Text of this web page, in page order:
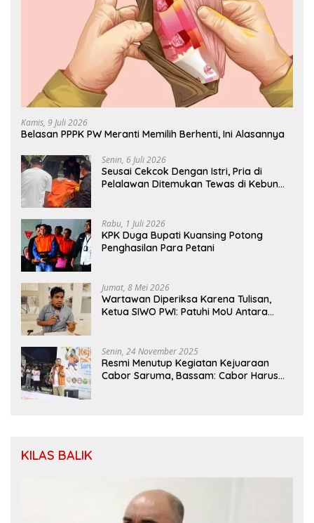
Kamis, 9 Juli 2026
Belasan PPPK PW Meranti Memilih Berhenti, Ini Alasannya
Senin, 6 Juli 2026
Seusai Cekcok Dengan Istri, Pria di
Pelalawan Ditemukan Tewas di Kebun
Rabu, 1 Juli 2026
KPK Duga Bupati Kuansing Potong
Penghasilan Para Petani
Jumat, 8 Mei 2026
Wartawan Diperiksa Karena Tulisan,
Ketua SIWO PWI: Patuhi MoU Antara
Senin, 24 November 2025
Resmi Menutup Kegiatan Kejuaraan
Cabor Saruma, Bassam: Cabor Harus
KILAS BALIK